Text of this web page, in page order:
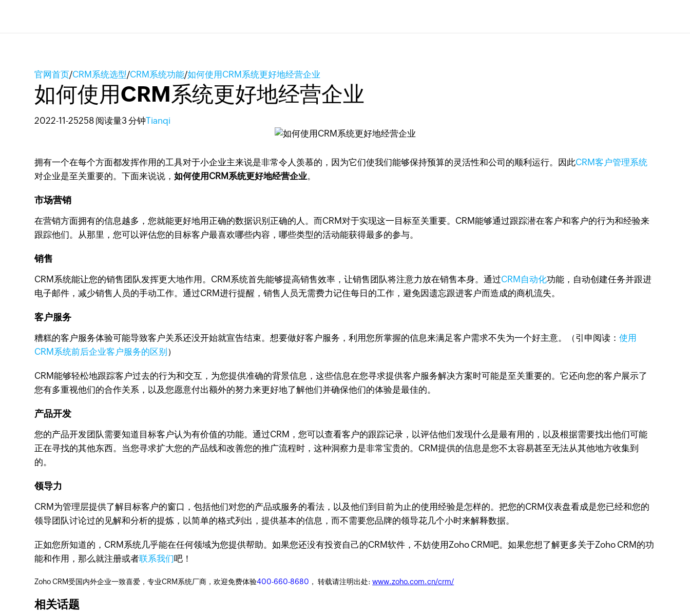
官网首页/CRM系统选型/CRM系统功能/如何使用CRM系统更好地经营企业
如何使用CRM系统更好地经营企业
2022-11-25258 阅读量3 分钟Tianqi
拥有一个在每个方面都发挥作用的工具对于小企业主来说是非常令人羡慕的，因为它们使我们能够保持预算的灵活性和公司的顺利运行。因此CRM客户管理系统
对企业是至关重要的。下面来说说，如何使用CRM系统更好地经营企业。
市场营销
在营销方面拥有的信息越多，您就能更好地用正确的数据识别正确的人。而CRM对于实现这一目标至关重要。CRM能够通过跟踪潜在客户和客户的行为和经验来
跟踪他们。从那里，您可以评估您的目标客户最喜欢哪些内容，哪些类型的活动能获得最多的参与。
销售
CRM系统能让您的销售团队发挥更大地作用。CRM系统首先能够提高销售效率，让销售团队将注意力放在销售本身。通过CRM自动化功能，自动创建任务并跟进
电子邮件，减少销售人员的手动工作。通过CRM进行提醒，销售人员无需费力记住每日的工作，避免因遗忘跟进客户而造成的商机流失。
客户服务
糟糕的客户服务体验可能导致客户关系还没开始就宣告结束。想要做好客户服务，利用您所掌握的信息来满足客户需求不失为一个好主意。（引申阅读：使用
CRM系统前后企业客户服务的区别 ）
CRM能够轻松地跟踪客户过去的行为和交互，为您提供准确的背景信息，这些信息在您寻求提供客户服务解决方案时可能是至关重要的。它还向您的客户展示了
您有多重视他们的合作关系，以及您愿意付出额外的努力来更好地了解他们并确保他们的体验是最佳的。
产品开发
您的产品开发团队需要知道目标客户认为有价值的功能。通过CRM，您可以查看客户的跟踪记录，以评估他们发现什么是最有用的，以及根据需要找出他们可能
正在寻找的其他东西。当您寻求扩大您的产品线和改善您的推广流程时，这种洞察力是非常宝贵的。CRM提供的信息是您不太容易甚至无法从其他地方收集到
的。
领导力
CRM为管理层提供了解目标客户的窗口，包括他们对您的产品或服务的看法，以及他们到目前为止的使用经验是怎样的。把您的CRM仪表盘看成是您已经和您的
领导团队讨论过的见解和分析的提炼，以简单的格式列出，提供基本的信息，而不需要您品牌的领导花几个小时来解释数据。
正如您所知道的，CRM系统几乎能在任何领域为您提供帮助。如果您还没有投资自己的CRM软件，不妨使用Zoho CRM吧。如果您想了解更多关于Zoho CRM的功
能和作用，那么就注册或者联系我们吧！
Zoho CRM受国内外企业一致喜爱，专业CRM系统厂商，欢迎免费体验400-660-8680 ， 转载请注明出处:www.zoho.com.cn/crm/
相关话题